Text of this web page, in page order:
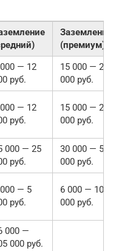
Заземление
(премиум)
— 12
руб.
15 000 — 20
000 руб.
— 12
руб.
15 000 — 25
000 руб.
000 — 25
руб.
30 000 — 50
000 руб.
— 5
руб.
6 000 — 10
000 руб.
000 —
000 руб.